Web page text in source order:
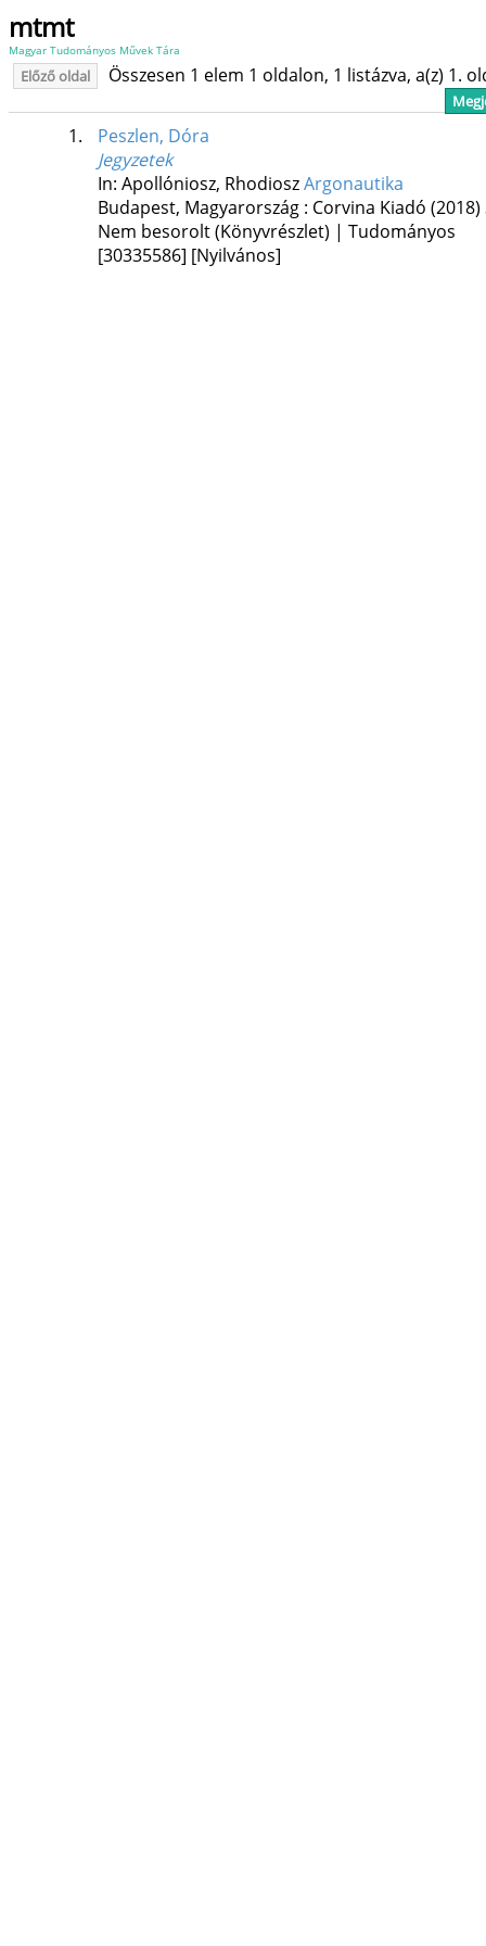
mtmt
Magyar Tudományos Művek Tára
Előző oldal Összesen 1 elem 1 oldalon, 1 listázva, a(z) 1.
1.
Peszlen, Dóra
Jegyzetek
In: Apollóniosz, RhodioszArgonautika
Budapest, Magyarország : Corvina Kiadó (2018)
Nem besorolt (Könyvrészlet) | Tudományos
[30335586] [Nyilvános]